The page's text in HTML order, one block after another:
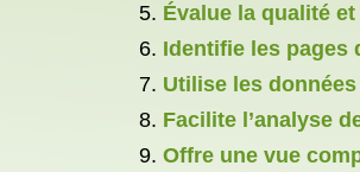
Évalue la qualité
Identifie les pages
Utilise les
Facilite l’analyse
Offre une vue